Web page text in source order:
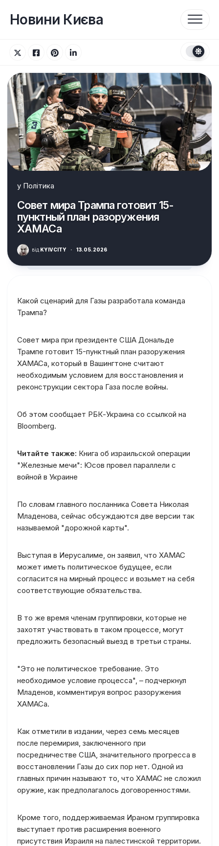
вмістуНовини Києва
у Політика
Совет мира Трампа готовит 15-
пунктный план разоружения
ХАМАСа
від KYIVCITY · 13.05.2026
Какой сценарий для Газы разработала команда
Трампа?
Совет мира при президенте США Дональде
Трампе готовит 15-пунктный план разоружения
ХАМАСа, который в Вашингтоне считают
необходимым условием для восстановления и
реконструкции сектора Газа после войны.
Об этом сообщает РБК-Украина со ссылкой на
Bloomberg.
Читайте также: Книга об израильской операции
"Железные мечи": Юсов провел параллели с
войной в Украине
По словам главного посланника Совета Николая
Младенова, сейчас обсуждаются две версии так
называемой "дорожной карты".
Выступая в Иерусалиме, он заявил, что ХАМАС
может иметь политическое будущее, если
согласится на мирный процесс и возьмет на себя
соответствующие обязательства.
В то же время членам группировки, которые не
захотят участвовать в таком процессе, могут
предложить безопасный выезд в третьи страны.
"Это не политическое требование. Это
необходимое условие процесса", – подчеркнул
Младенов, комментируя вопрос разоружения
ХАМАСа.
Как отметили в издании, через семь месяцев
после перемирия, заключенного при
посредничестве США, значительного прогресса в
восстановлении Газы до сих пор нет. Одной из
главных причин называют то, что ХАМАС не сложил
оружие, как предполагалось договоренностями.
Кроме того, поддерживаемая Ираном группировка
выступает против расширения военного
присутствия Израиля на палестинской территории.